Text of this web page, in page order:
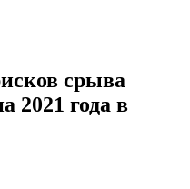
срыва
2021 года в